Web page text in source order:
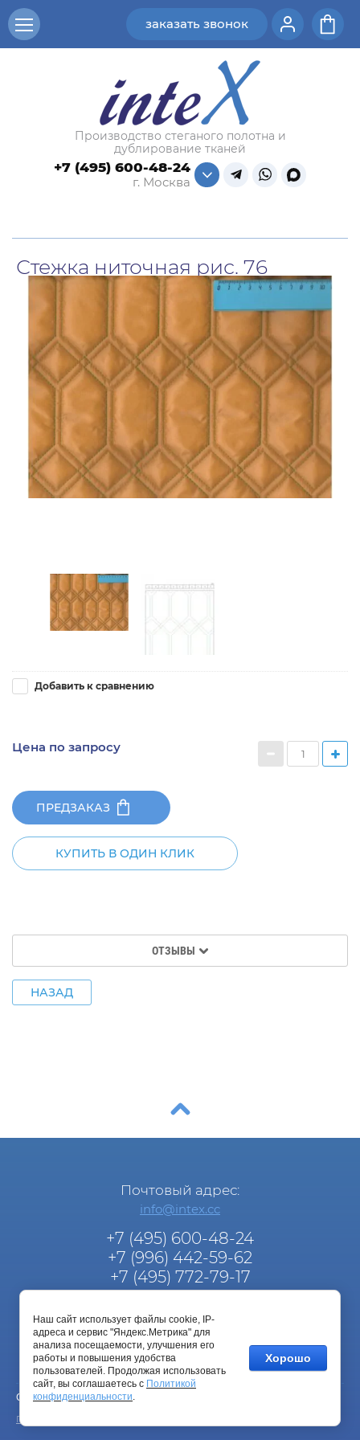
заказать звонок
Производство стеганого полотна и
дублирование тканей
+7 (495) 600-48-24
г. Москва
Стежка ниточная рис. 76
Добавить к сравнению
Цена по запросу
ПРЕДЗАКАЗ
КУПИТЬ В ОДИН КЛИК
ОТЗЫВЫ
НАЗАД
Почтовый адрес:
info@intex.cc
+7 (495) 600-48-24
+7 (996) 442-59-62
+7 (495) 772-79-17
Услуги:
info@intex.cc
Copyright © 2018 ТМ "inteX"
Политика конфиденциальности
Наш сайт использует файлы cookie, IP-
адреса и сервис "Яндекс.Метрика" для
анализа посещаемости, улучшения его
работы и повышения удобства
пользователей. Продолжая использовать
сайт, вы соглашаетесь с Политикой
конфиденциальности.
Хорошо